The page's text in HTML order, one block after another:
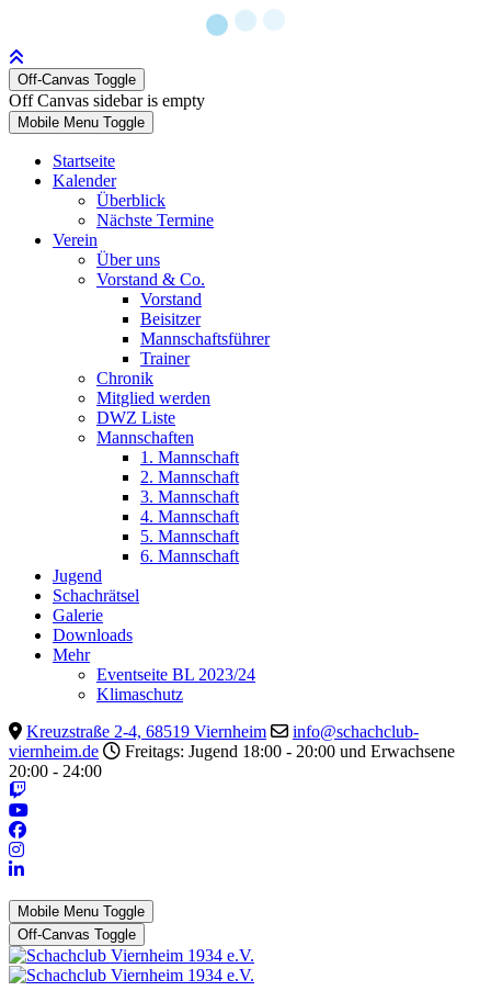
Off-Canvas Toggle
Off Canvas sidebar is empty
Mobile Menu Toggle
Startseite
Kalender
Überblick
Nächste Termine
Verein
Über uns
Vorstand & Co.
Vorstand
Beisitzer
Mannschaftsführer
Trainer
Chronik
Mitglied werden
DWZ Liste
Mannschaften
1. Mannschaft
2. Mannschaft
3. Mannschaft
4. Mannschaft
5. Mannschaft
6. Mannschaft
Jugend
Schachrätsel
Galerie
Downloads
Mehr
Eventseite BL 2023/24
Klimaschutz
Kreuzstraße 2-4, 68519 Viernheim
info@schachclub-
viernheim.de
Freitags: Jugend 18:00 - 20:00 und Erwachsene
20:00 - 24:00
Mobile Menu Toggle
Off-Canvas Toggle